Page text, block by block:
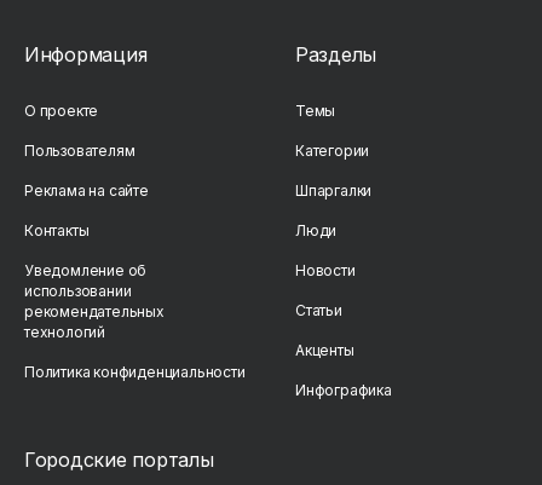
Информация
О проекте
Пользователям
Реклама на сайте
Контакты
Уведомление об
использовании
рекомендательных
технологий
Политика конфиденциальности
Разделы
Темы
Категории
Шпаргалки
Люди
Новости
Статьи
Акценты
Инфографика
Городские порталы